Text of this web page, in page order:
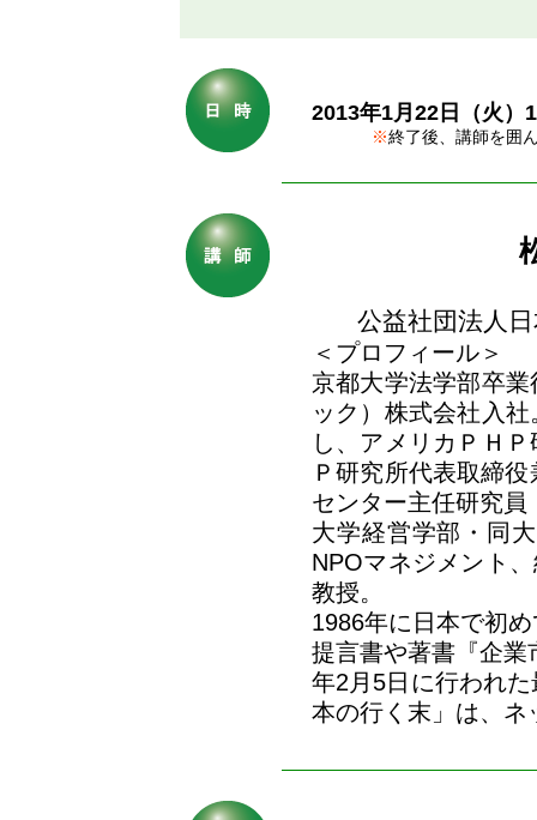
2013年1月22日（火）
※終了後、講師を囲
公益社団法人
＜プロフィール＞
京都大学法学部卒
ック）株式会社入
し、アメリカＰＨ
Ｐ研究所代表取締
センター主任研究
大学経営学部・同
NPOマネジメント
教授。
1986年に日本で初
提言書や著書『企
年2月5日に行われ
本の行く末」は、